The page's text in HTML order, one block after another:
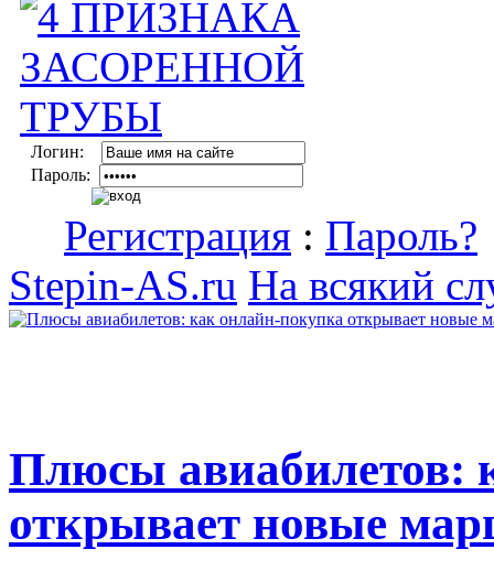
Логин:
Пароль:
Регистрация : Пароль?
Stepin-AS.ru На всякий
Плюсы авиабилетов:
открывает новые